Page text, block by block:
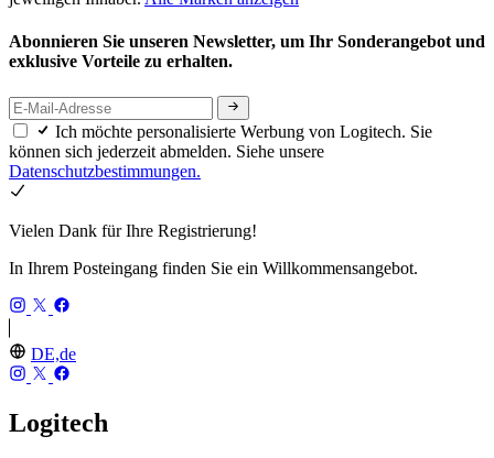
Abonnieren Sie unseren Newsletter, um Ihr Sonderangebot und
exklusive Vorteile zu erhalten.
Ich möchte personalisierte Werbung von Logitech. Sie
können sich jederzeit abmelden. Siehe unsere
Datenschutzbestimmungen.
Vielen Dank für Ihre Registrierung!
In Ihrem Posteingang finden Sie ein Willkommensangebot.
DE,de
Logitech